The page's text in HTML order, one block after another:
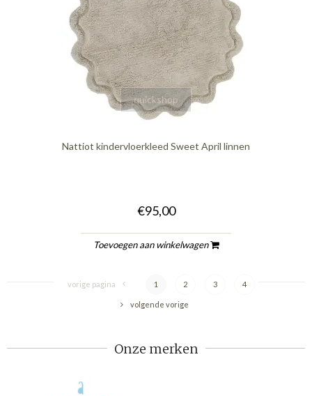
quickshop
Nattiot kindervloerkleed Sweet April linnen
€95,00
Toevoegen aan winkelwagen
vorige pagina 1 2 3 4
volgende vorige
Onze merken